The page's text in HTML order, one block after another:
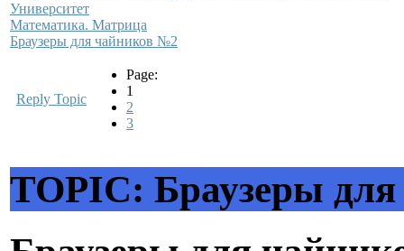
Университет
Математика. Матрица
Браузеры для чайников №2
Reply Topic
Page:
1
2
3
TOPIC: Браузеры